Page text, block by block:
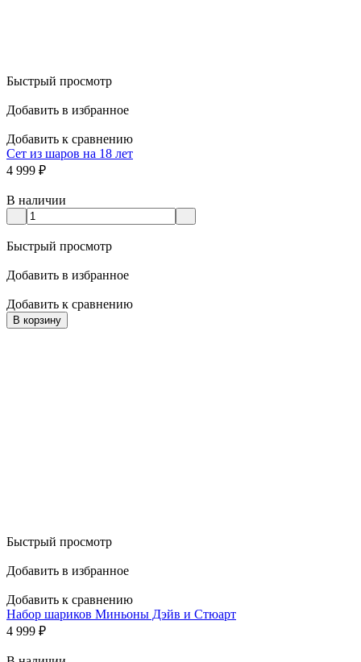
Быстрый просмотр
Добавить в избранное
Добавить к сравнению
Сет из шаров на 18 лет
4 999 ₽
В наличии
Быстрый просмотр
Добавить в избранное
Добавить к сравнению
В корзину
Быстрый просмотр
Добавить в избранное
Добавить к сравнению
Набор шариков Миньоны Дэйв и Стюарт
4 999 ₽